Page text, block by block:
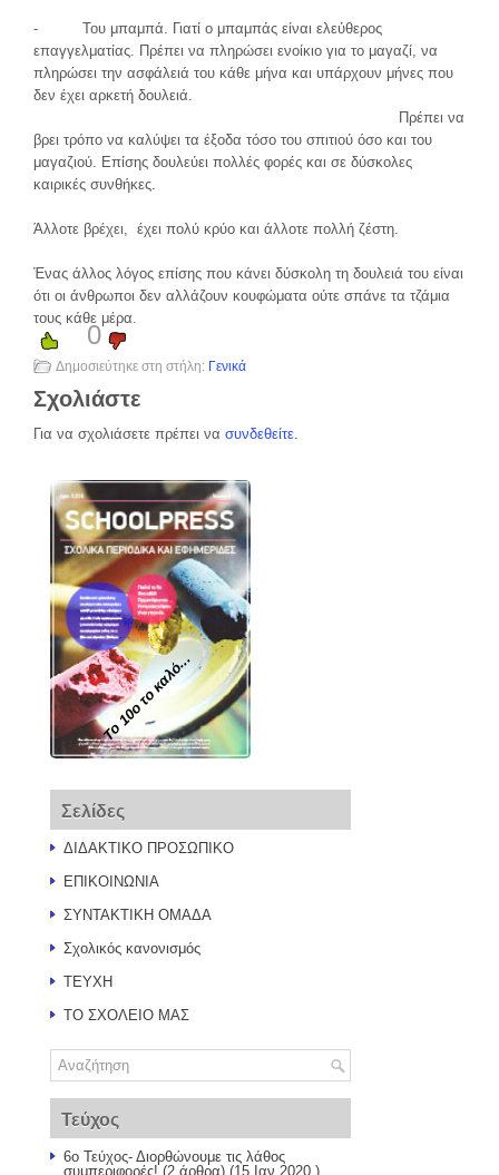
- Του μπαμπά. Γιατί ο μπαμπάς είναι ελεύθερος
επαγγελματίας. Πρέπει να πληρώσει ενοίκιο για το μαγαζί, να
πληρώσει την ασφάλειά του κάθε μήνα και υπάρχουν μήνες που
δεν έχει αρκετή δουλειά.
Πρέπει να
βρει τρόπο να καλύψει τα έξοδα τόσο του σπιτιού όσο και του
μαγαζιού. Επίσης δουλεύει πολλές φορές και σε δύσκολες
καιρικές συνθήκες.
Άλλοτε βρέχει, έχει πολύ κρύο και άλλοτε πολλή ζέστη.
Ένας άλλος λόγος επίσης που κάνει δύσκολη τη δουλειά του είναι
ότι οι άνθρωποι δεν αλλάζουν κουφώματα ούτε σπάνε τα τζάμια
τους κάθε μέρα.
0
Δημοσιεύτηκε στη στήλη: Γενικά
Σχολιάστε
Για να σχολιάσετε πρέπει να συνδεθείτε.
Το 10ο το καλό...
Σελίδες
ΔΙΔΑΚΤΙΚΟ ΠΡΟΣΩΠΙΚΟ
ΕΠΙΚΟΙΝΩΝΙΑ
ΣΥΝΤΑΚΤΙΚΗ ΟΜΑΔΑ
Σχολικός κανονισμός
ΤΕΥΧΗ
ΤΟ ΣΧΟΛΕΙΟ ΜΑΣ
Τεύχος
6ο Τεύχος- Διορθώνουμε τις λάθος
συμπεριφορές! (2 άρθρα) (15 Ιαν 2020 )